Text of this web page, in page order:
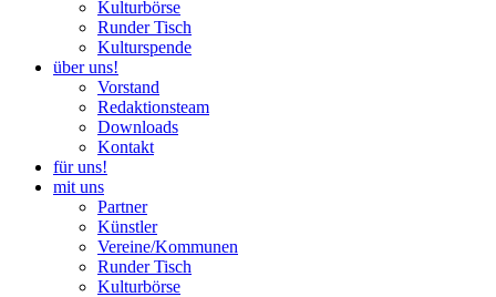
Kulturbörse
Runder Tisch
Kulturspende
über uns!
Vorstand
Redaktionsteam
Downloads
Kontakt
für uns!
mit uns
Partner
Künstler
Vereine/Kommunen
Runder Tisch
Kulturbörse